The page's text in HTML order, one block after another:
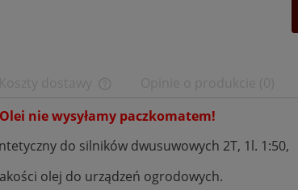
Cena nie zawiera ewentualnych kosztów
płatności
Olei nie wysyłamy paczkomatem!
do silników dwusuwowych 2T, 1l. 1:50,
olej do urządzeń ogrodowych.